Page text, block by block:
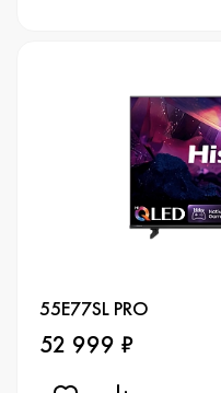
55E77SL PRO
52 999 ₽